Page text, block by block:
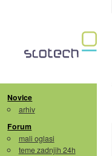
Novice
arhiv
Forum
mali oglasi
teme zadnjih 24h